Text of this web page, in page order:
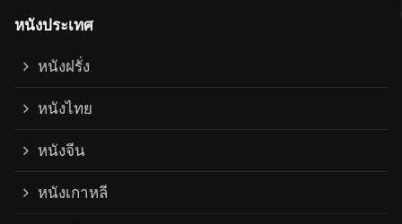
หนังประเทศ
หนังฝรั่ง
หนังไทย
หนังจีน
หนังเกาหลี